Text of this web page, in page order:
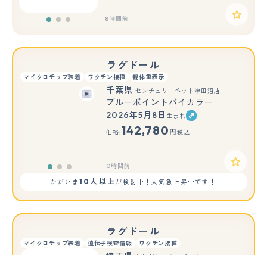
8時間前
ラグドール
マイクロチップ装着 ワクチン接種 親体重表示
もっと見る
千葉県 センチュリーペット津田沼店
ブルーポイントバイカラー
2026年5月8日 生まれ
価格:142,780 円 税込
0時間前
ただいま10人以上が検討中！人気急上昇中です！
ラグドール
マイクロチップ装着 遺伝子検査情報 ワクチン接種